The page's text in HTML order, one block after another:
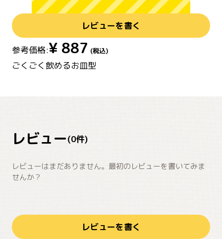
レビューを書く
参考価格:¥ 887 (税込)
ごくごく飲めるお皿型
レビュー(0件)
レビューはまだありません。最初のレビューを書いてみま
せんか？
レビューを書く